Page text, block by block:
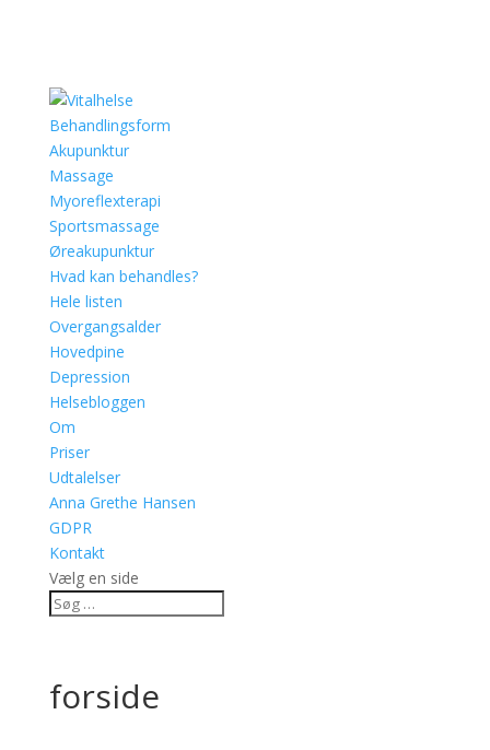
Behandlingsform
Akupunktur
Massage
Myoreflexterapi
Sportsmassage
Øreakupunktur
Hvad kan behandles?
Hele listen
Overgangsalder
Hovedpine
Depression
Helsebloggen
Om
Priser
Udtalelser
Anna Grethe Hansen
GDPR
Kontakt
Vælg en side
forside